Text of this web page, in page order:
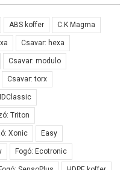
ABS koffer C.K Magma
Csavar: hexa
Csavar: modulo
Csavar: torx
Triton
Xonic Easy
Fogó: Ecotronic